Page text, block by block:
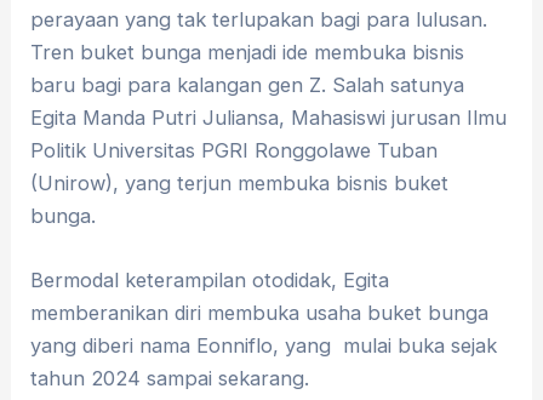
perayaan yang tak terlupakan bagi para lulusan.
Tren buket bunga menjadi ide membuka bisnis
baru bagi para kalangan gen Z. Salah satunya
Egita Manda Putri Juliansa, Mahasiswi jurusan Ilmu
Politik Universitas PGRI Ronggolawe Tuban
(Unirow), yang terjun membuka bisnis buket
bunga.
Bermodal keterampilan otodidak, Egita
memberanikan diri membuka usaha buket bunga
yang diberi nama Eonniflo, yang mulai buka sejak
tahun 2024 sampai sekarang.